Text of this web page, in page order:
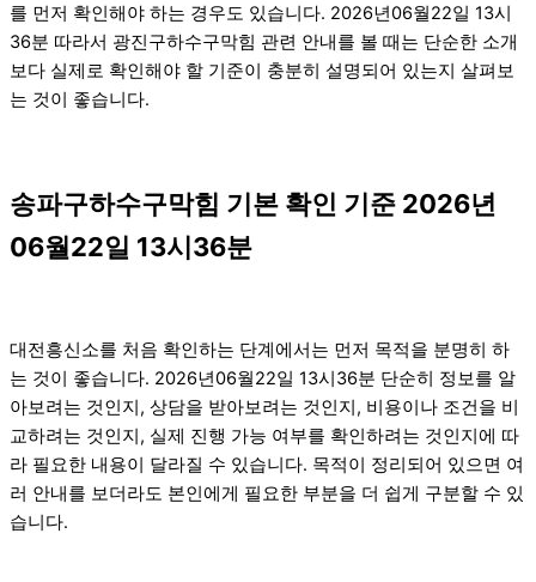
를 먼저 확인해야 하는 경우도 있습니다. 2026년06월22일 13시
36분 따라서 광진구하수구막힘 관련 안내를 볼 때는 단순한 소개
보다 실제로 확인해야 할 기준이 충분히 설명되어 있는지 살펴보
는 것이 좋습니다.
송파구하수구막힘 기본 확인 기준 2026년
06월22일 13시36분
대전흥신소를 처음 확인하는 단계에서는 먼저 목적을 분명히 하
는 것이 좋습니다. 2026년06월22일 13시36분 단순히 정보를 알
아보려는 것인지, 상담을 받아보려는 것인지, 비용이나 조건을 비
교하려는 것인지, 실제 진행 가능 여부를 확인하려는 것인지에 따
라 필요한 내용이 달라질 수 있습니다. 목적이 정리되어 있으면 여
러 안내를 보더라도 본인에게 필요한 부분을 더 쉽게 구분할 수 있
습니다.